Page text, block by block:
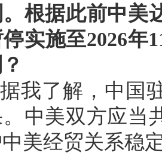
根据此前中美
实施至2026年
我了解，中国
中美双方应当
美经贸关系稳